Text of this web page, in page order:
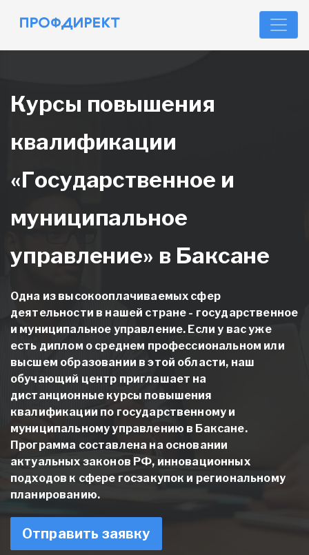
Курсы повышения
квалификации
«Государственное и
муниципальное
управление» в Баксане
Одна из высокооплачиваемых сфер
деятельности в нашей стране - государственное
и муниципальное управление. Если у вас уже
есть диплом о среднем профессиональном или
высшем образовании в этой области, наш
обучающий центр приглашает на
дистанционные курсы повышения
квалификации по государственному и
муниципальному управлению в Баксане.
Программа составлена на основании
актуальных законов РФ, инновационных
подходов к сфере госзакупок и региональному
планированию.
Отправить заявку